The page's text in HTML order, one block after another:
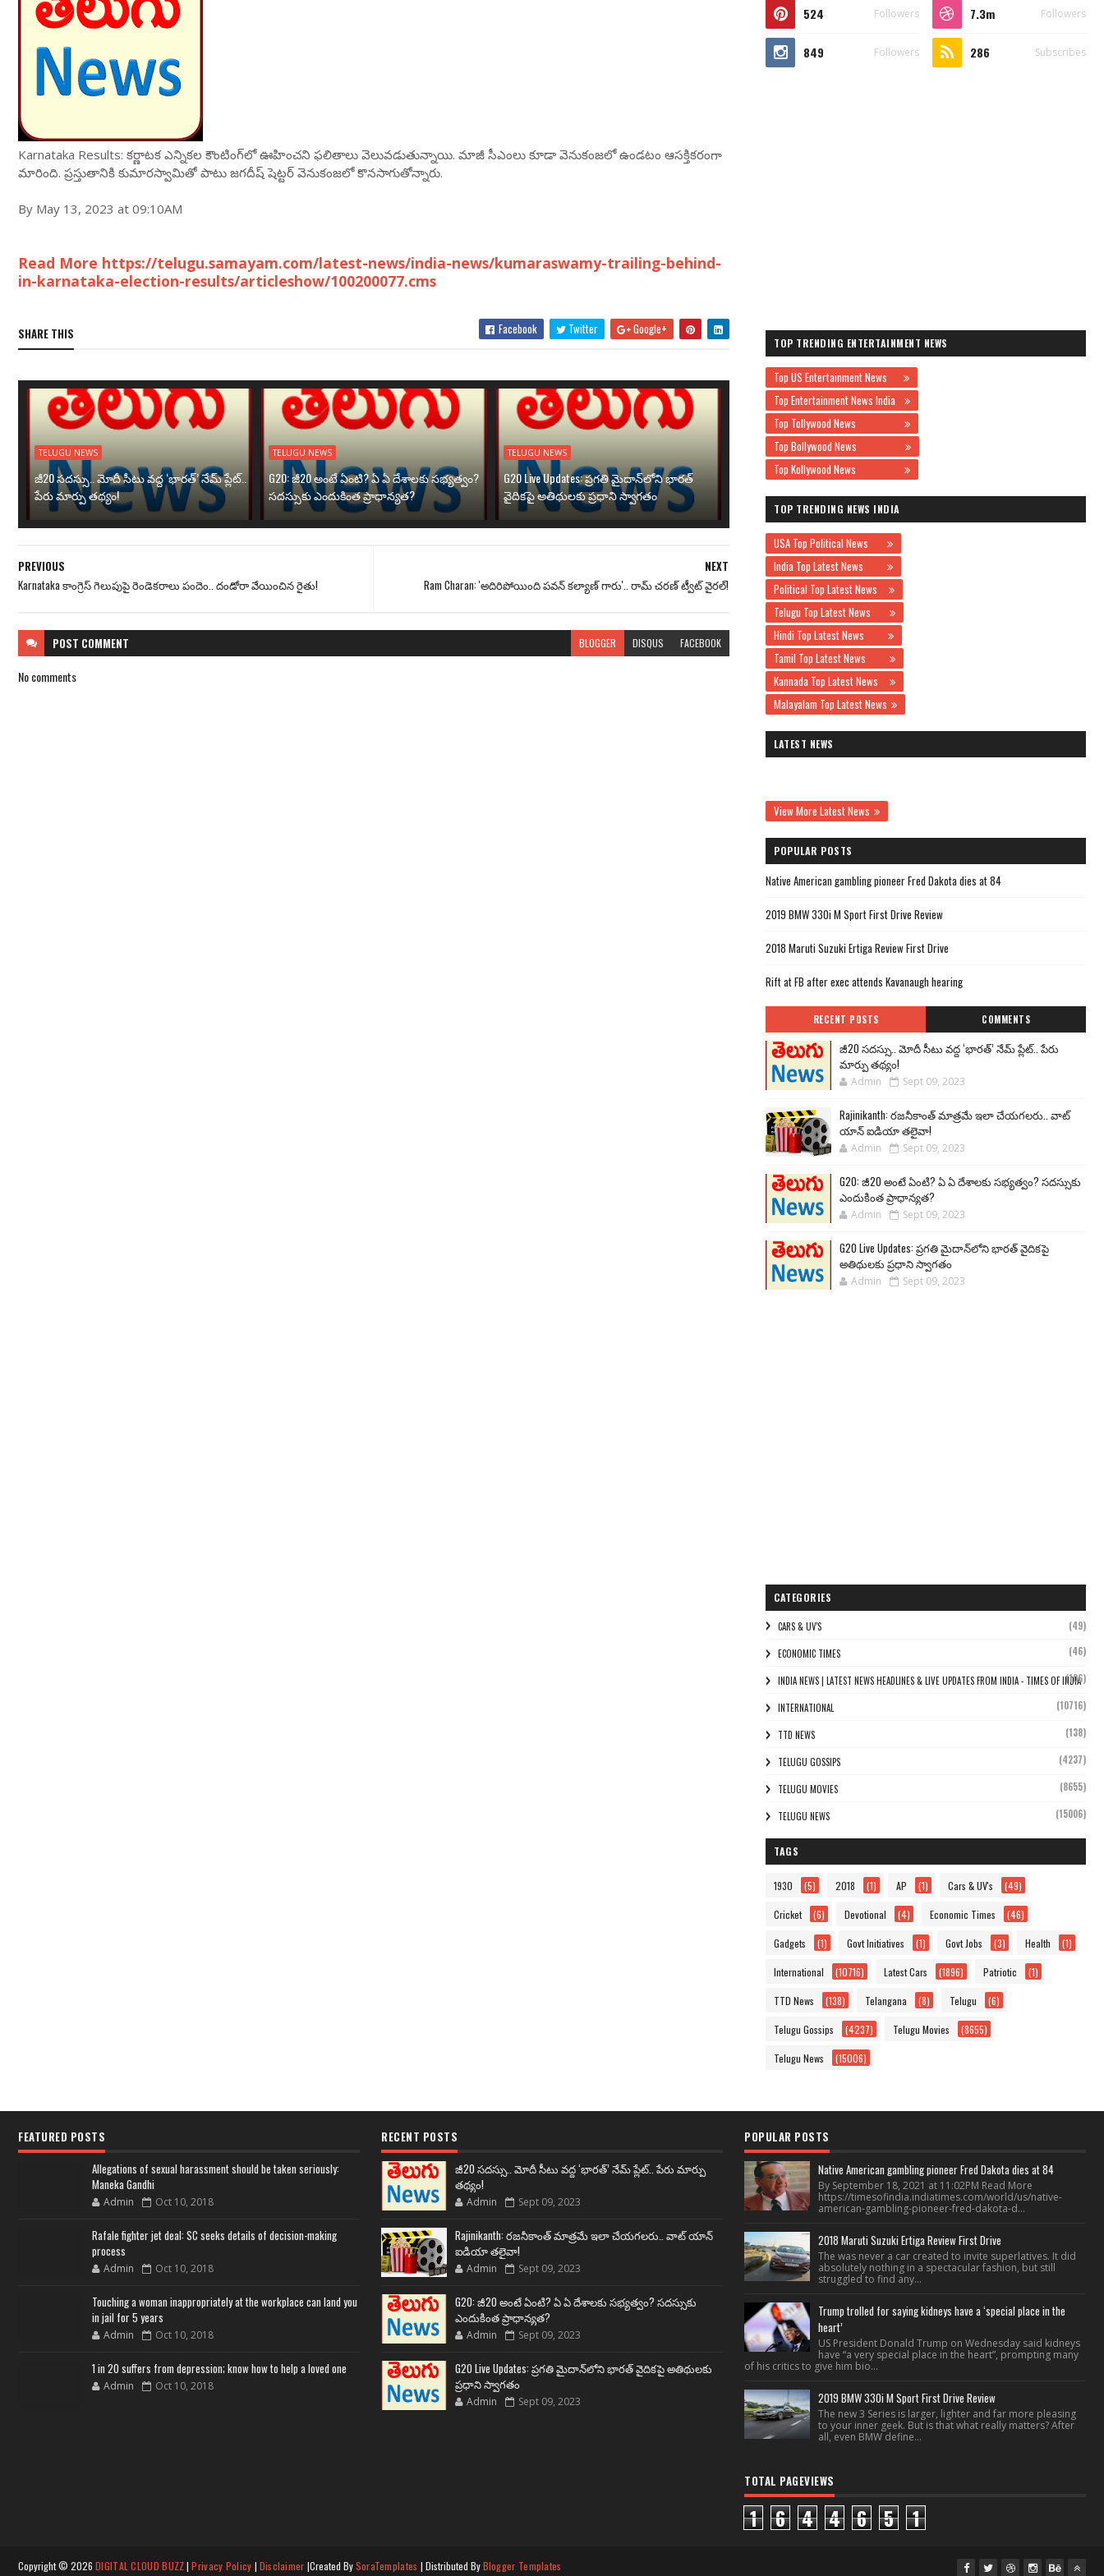
Karnataka Results: కర్ణాటక ఎన్నికల కౌంటింగ్‌లో ఊహించని ఫలితాలు వెలువడుతున్నాయి. మాజీ సీఎంలు కూడా వెనుకంజలో ఉండటం ఆసక్తికరంగా
మారింది. ప్రస్తుతానికి కుమారస్వామితో పాటు జగదీష్ షెట్టర్ వెనుకంజలో కొనసాగుతోన్నారు.
By May 13, 2023 at 09:10AM
Read More https://telugu.samayam.com/latest-news/india-news/kumaraswamy-trailing-behind-
in-karnataka-election-results/articleshow/100200077.cms
SHARE THIS Facebook Twitter Google+
TELUGU NEWS
జీ20 సదస్సు.. మోదీ సీటు వద్ద ‘భారత్’ నేమ్ ప్లేట్‌..
పేరు మార్పు తథ్యం!
TELUGU NEWS
G20: జీ20 అంటే ఏంటి? ఏ ఏ దేశాలకు సభ్యత్వం?
సదస్సుకు ఎందుకింత ప్రాధాన్యత?
TELUGU NEWS
G20 Live Updates: ప్రగతి మైదాన్‌లోని భారత్
వైదికపై అతిథులకు ప్రధాని స్వాగతం
NEXT
Ram Charan: 'అదిరిపోయింది పవన్ కల్యాణ్ గారు'.. రామ్ చరణ్ ట్వీట్ వైరల్!
PREVIOUS
Karnataka కాంగ్రెస్ గెలుపుపై రెండెకరాలు పందెం.. దండోరా వేయించిన రైతు!
POST COMMENT BLOGGER DISQUS FACEBOOK
No comments
524 Followers 7.3m Followers
849 Followers 286 Subscribes
TOP TRENDING ENTERTAINMENT NEWS
Top US Entertainment News
Top Entertainment News India
Top Tollywood News
Top Bollywood News
Top Kollywood News
TOP TRENDING NEWS INDIA
USA Top Political News
India Top Latest News
Political Top Latest News
Telugu Top Latest News
Hindi Top Latest News
Tamil Top Latest News
Kannada Top Latest News
Malayalam Top Latest News
LATEST NEWS
View More Latest News
POPULAR POSTS
Native American gambling pioneer Fred Dakota dies at 84
2019 BMW 330i M Sport First Drive Review
2018 Maruti Suzuki Ertiga Review First Drive
Rift at FB after exec attends Kavanaugh hearing
RECENT POSTS COMMENTS
జీ20 సదస్సు.. మోదీ సీటు వద్ద ‘భారత్’ నేమ్ ప్లేట్‌.. పేరు
మార్పు తథ్యం!
Admin Sept 09, 2023
Rajinikanth: రజనీకాంత్ మాత్రమే ఇలా చేయగలరు.. వాట్
యాన్ ఐడియా తలైవా!
Admin Sept 09, 2023
G20: జీ20 అంటే ఏంటి? ఏ ఏ దేశాలకు సభ్యత్వం? సదస్సుకు
ఎందుకింత ప్రాధాన్యత?
Admin Sept 09, 2023
G20 Live Updates: ప్రగతి మైదాన్‌లోని భారత్ వైదికపై
అతిథులకు ప్రధాని స్వాగతం
Admin Sept 09, 2023
CATEGORIES
CARS & UV'S (49)
ECONOMIC TIMES (46)
INDIA NEWS | LATEST NEWS HEADLINES & LIVE UPDATES FROM INDIA - TIMES OF INDIA
(106)
INTERNATIONAL (10716)
TTD NEWS (138)
TELUGU GOSSIPS (4237)
TELUGU MOVIES (8655)
TELUGU NEWS (15006)
TAGS
1930 (5) 2018 (1) AP (1) Cars & UV's (49)
Cricket (6) Devotional (4) Economic Times (46)
Gadgets (1) Govt Initiatives (1) Govt Jobs (3) Health (1)
International (10716) Latest Cars (1896) Patriotic (1)
TTD News (138) Telangana (8) Telugu (6)
Telugu Gossips (4237) Telugu Movies (8655)
Telugu News (15006)
FEATURED POSTS
Allegations of sexual harassment should be taken seriously:
Maneka Gandhi
Admin Oct 10, 2018
Rafale fighter jet deal: SC seeks details of decision-making
process
Admin Oct 10, 2018
Touching a woman inappropriately at the workplace can land you
in jail for 5 years
Admin Oct 10, 2018
1 in 20 suffers from depression; know how to help a loved one
Admin Oct 10, 2018
RECENT POSTS
జీ20 సదస్సు.. మోదీ సీటు వద్ద ‘భారత్’ నేమ్ ప్లేట్‌.. పేరు మార్పు
తథ్యం!
Admin Sept 09, 2023
Rajinikanth: రజనీకాంత్ మాత్రమే ఇలా చేయగలరు.. వాట్ యాన్
ఐడియా తలైవా!
Admin Sept 09, 2023
G20: జీ20 అంటే ఏంటి? ఏ ఏ దేశాలకు సభ్యత్వం? సదస్సుకు
ఎందుకింత ప్రాధాన్యత?
Admin Sept 09, 2023
G20 Live Updates: ప్రగతి మైదాన్‌లోని భారత్ వైదికపై అతిథులకు
ప్రధాని స్వాగతం
Admin Sept 09, 2023
POPULAR POSTS
Native American gambling pioneer Fred Dakota dies at 84
By September 18, 2021 at 11:02PM Read More
https://timesofindia.indiatimes.com/world/us/native-
american-gambling-pioneer-fred-dakota-d...
2018 Maruti Suzuki Ertiga Review First Drive
The was never a car created to invite superlatives. It did
absolutely nothing in a spectacular fashion, but still
struggled to find any...
Trump trolled for saying kidneys have a ‘special place in the
heart’
US President Donald Trump on Wednesday said kidneys
have “a very special place in the heart”, prompting many
of his critics to give him bio...
2019 BMW 330i M Sport First Drive Review
The new 3 Series is larger, lighter and far more pleasing
to your inner geek. But is that what really matters? After
all, even BMW define...
TOTAL PAGEVIEWS
1 6 4 4 6 5 1
Copyright © 2026 DIGITAL CLOUD BUZZ|Privacy Policy | Disclaimer |Created BySoraTemplates | Distributed ByBlogger Templates